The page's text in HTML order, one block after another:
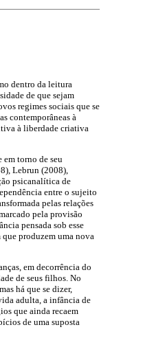
dentro da leitura
de que sejam
regimes sociais que se
contemporâneas à
à liberdade criativa
torno de seu
Lebrun (2008),
psicanalítica de
entre o sujeito
pelas relações
pela provisão
pensada sob esse
produzem uma nova
em decorrência do
de seus filhos. No
há que se dizer,
adulta, a infância de
que ainda recaem
de uma suposta